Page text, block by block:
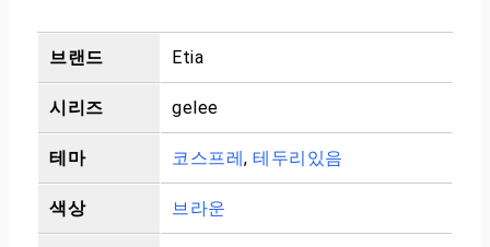
브랜드 Etia
시리즈 gelee
테마 코스프레, 테두리있음
색상 브라운